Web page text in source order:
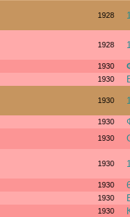
1928
1928
1930
1930
1930
1930
1930
1930
1930
1930
1930